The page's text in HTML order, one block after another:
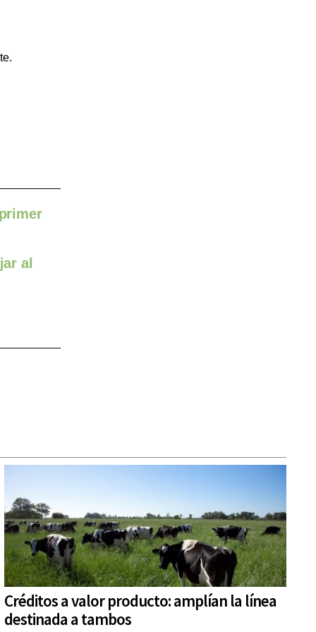
al
Créditos a valor producto: amplían la línea
destinada a tambos